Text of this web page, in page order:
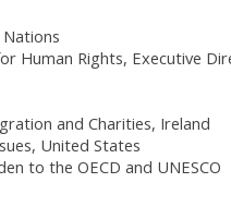
Human Rights, Executive
and Charities Ireland
United States
to the OECD and UNESCO